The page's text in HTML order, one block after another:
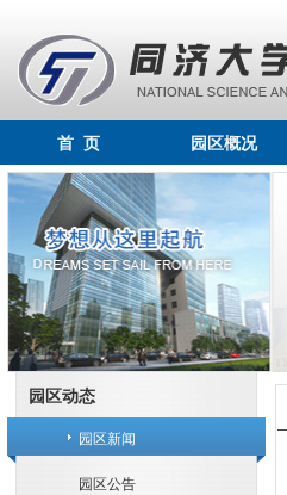
首 页 园区概况
园区动态
园区新闻
园区公告